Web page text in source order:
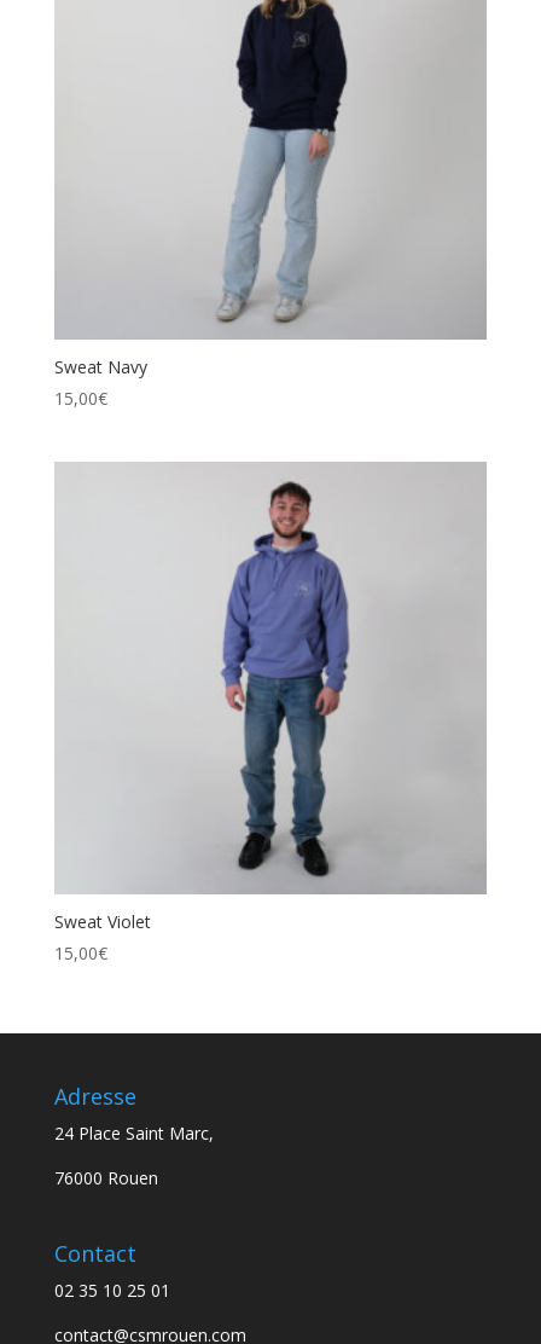
Sweat Navy
15,00€
Sweat Violet
15,00€
Adresse
24 Place Saint Marc,
76000 Rouen
Contact
02 35 10 25 01
contact@csmrouen.com